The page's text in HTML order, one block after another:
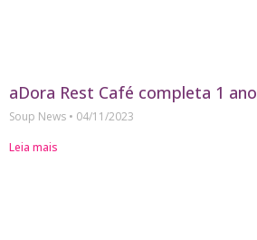
aDora Rest Café completa 1 ano
Soup News
04/11/2023
Leia mais